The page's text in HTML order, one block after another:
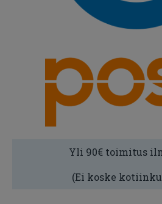
Yli 90€ toimitus
(Ei koske